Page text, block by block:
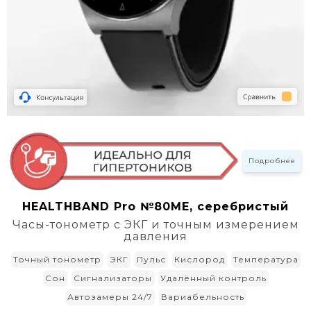
Подробнее
HEALTHBAND Pro №80ME, серебристый
Часы-тонометр с ЭКГ и точным измерением
давления
Точный тонометр ЭКГ Пульс Кислород
Температура
Сон
Сигнализаторы
Удалённый контроль
Автозамеры 24/7
Вариабельность